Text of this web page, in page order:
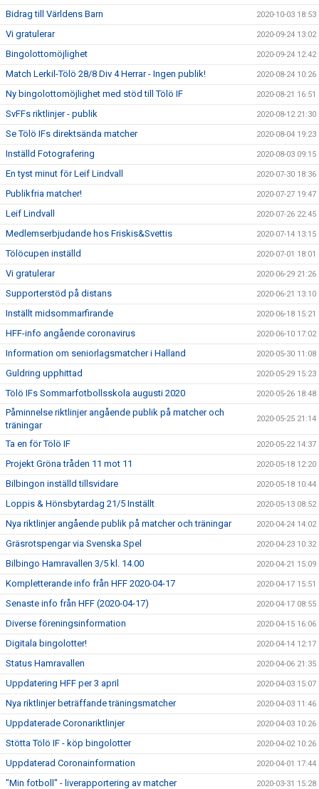
Bidrag till Världens Barn 2020-10-03 18:53
Vi gratulerar 2020-09-24 13:02
Bingolottomöjlighet 2020-09-24 12:42
Match Lerkil-Tölö 28/8 Div 4 Herrar - Ingen publik! 2020-08-24 10:26
Ny bingolottomöjlighet med stöd till Tölö IF 2020-08-21 16:51
SvFFs riktlinjer - publik 2020-08-12 21:30
Se Tölö IFs direktsända matcher 2020-08-04 19:23
Inställd Fotografering 2020-08-03 09:15
En tyst minut för Leif Lindvall 2020-07-30 18:36
Publikfria matcher! 2020-07-27 19:47
Leif Lindvall 2020-07-26 22:45
Medlemserbjudande hos Friskis&Svettis 2020-07-14 13:15
Tölöcupen inställd 2020-07-01 18:01
Vi gratulerar 2020-06-29 21:26
Supporterstöd på distans 2020-06-21 13:10
Inställt midsommarfirande 2020-06-18 15:21
HFF-info angående coronavirus 2020-06-10 17:02
Information om seniorlagsmatcher i Halland 2020-05-30 11:08
Guldring upphittad 2020-05-29 15:23
Tölö IFs Sommarfotbollsskola augusti 2020 2020-05-26 18:48
Påminnelse riktlinjer angående publik på matcher och
träningar
2020-05-25 21:14
Ta en för Tölö IF 2020-05-22 14:37
Projekt Gröna tråden 11 mot 11 2020-05-18 12:20
Bilbingon inställd tillsvidare 2020-05-18 10:44
Loppis & Hönsbytardag 21/5 Inställt 2020-05-13 08:52
Nya riktlinjer angående publik på matcher och träningar 2020-04-24 14:02
Gräsrotspengar via Svenska Spel 2020-04-23 10:32
Bilbingo Hamravallen 3/5 kl. 14.00 2020-04-21 15:09
Kompletterande info från HFF 2020-04-17 2020-04-17 15:51
Senaste info från HFF (2020-04-17) 2020-04-17 08:55
Diverse föreningsinformation 2020-04-15 16:06
Digitala bingolotter! 2020-04-14 12:17
Status Hamravallen 2020-04-06 21:35
Uppdatering HFF per 3 april 2020-04-03 15:07
Nya riktlinjer beträffande träningsmatcher 2020-04-03 11:46
Uppdaterade Coronariktlinjer 2020-04-03 10:26
Stötta Tölö IF - köp bingolotter 2020-04-02 10:26
Uppdaterad Coronainformation 2020-04-01 17:44
"Min fotboll" - liverapportering av matcher 2020-03-31 15:28